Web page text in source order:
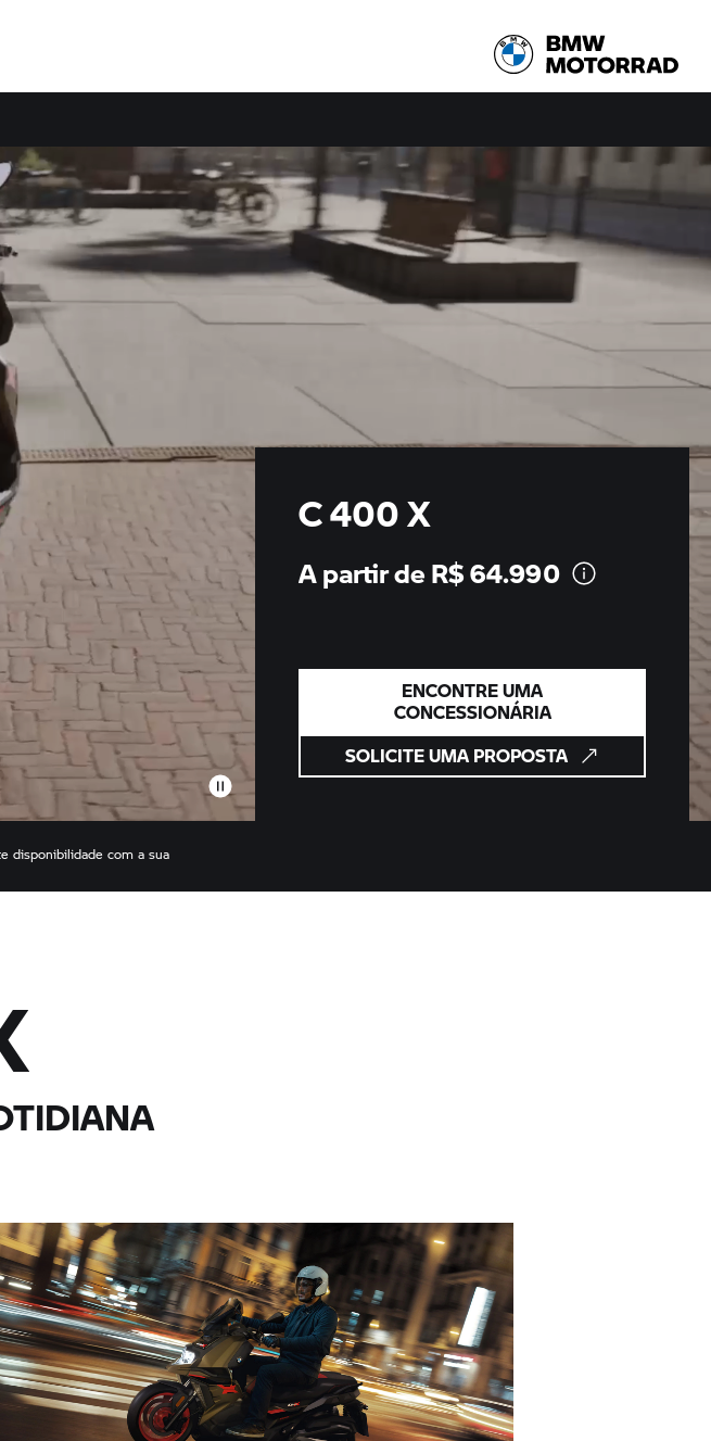
C 400 X
A partir de R$64.990
ENCONTRE UMA
CONCESSIONÁRIA
SOLICITE UMA PROPOSTA
disponibilidade com a sua